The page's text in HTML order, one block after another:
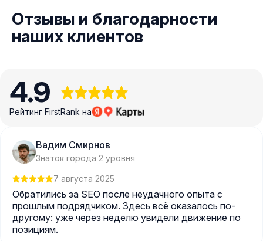
Отзывы и благодарности
наших клиентов
4.9
Рейтинг FirstRank на
Вадим Смирнов
Знаток города 2 уровня
7 августа 2025
Обратились за SEO после неудачного опыта с
прошлым подрядчиком. Здесь всё оказалось по-
другому: уже через неделю увидели движение по
позициям.